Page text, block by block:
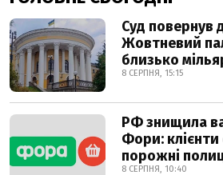
Суд повернув
Жовтневий
близько
8 СЕРПНЯ, 15:15
РФ знищила
Фори:
порожні
8 СЕРПНЯ, 10:40